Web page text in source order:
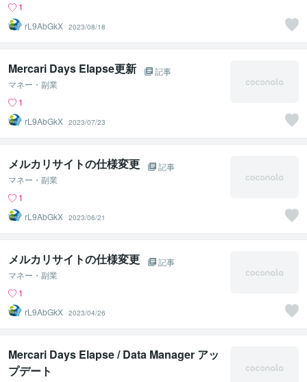
1
rL9AbGkX 2023/08/18
Mercari Days Elapse更新
記事
マネー・副業
1
rL9AbGkX 2023/07/23
メルカリサイトの仕様変更
記事
マネー・副業
1
rL9AbGkX 2023/06/21
メルカリサイトの仕様変更
記事
マネー・副業
1
rL9AbGkX 2023/04/26
Mercari Days Elapse / Data Manager アッ
プデート